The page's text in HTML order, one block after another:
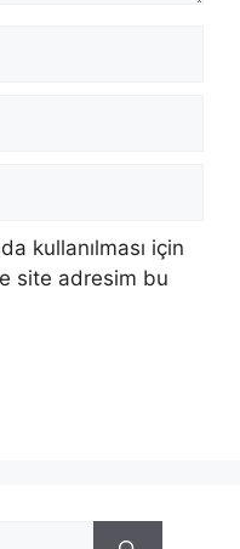
kullanılması için
site adresim bu